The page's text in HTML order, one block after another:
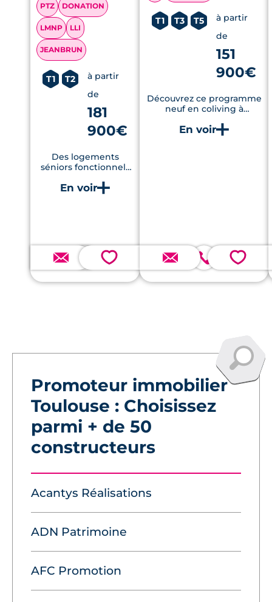
PTZ DONATION
LMNP LLI
JEANBRUN
T1 T2
à partir
de
181
900€
Des logements
séniors fonctionnels
une résidence
💗
T1 T3 T5
à partir
de
151
900€
Découvrez ce programme
neuf en coliving à
sport et espaces de
💗
Promoteur immobilier
Toulouse : Choisissez
parmi + de 50
constructeurs
Acantys Réalisations
ADN Patrimoine
AFC Promotion